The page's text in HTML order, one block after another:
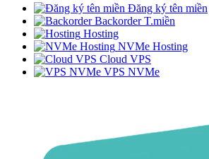
Đăng ký tên miền
Backorder T.miền
Hosting
NVMe Hosting
Cloud VPS
VPS NVMe